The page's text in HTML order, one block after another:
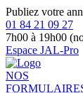
Publiez votre
01 84 21 09 27
7h00 à 19h00
Espace JAL-Pro
NOS